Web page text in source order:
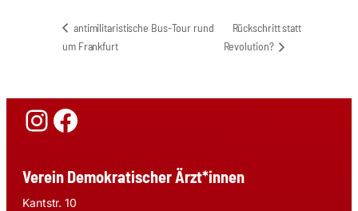
anti­mi­li­ta­ris­ti­sche Bus-Tour rund
um Frank­furt
Rück­schritt statt
Revo­lu­ti­on?
Instagram
Facebook
Verein Demokratischer Ärzt*innen
Kantstr. 10